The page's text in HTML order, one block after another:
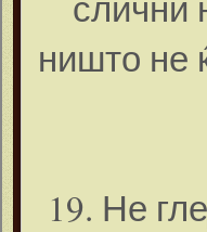
ништо не
19. Не